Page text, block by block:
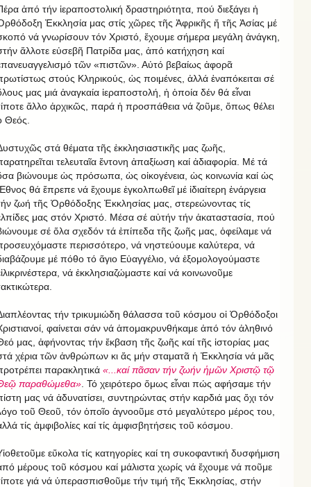
ἀπό τήν ἱεραποστολική δραστηριότητα, πού διεξάγει ἡ
Ἐκκλησία μας στίς χῶρες τῆς Ἀφρικῆς ἤ τῆς Ἀσίας μέ
νά γνωρίσουν τόν Χριστό, ἔχουμε σήμερα μεγάλη ἀνάγκη,
ἄλλοτε εὐσεβῆ Πατρίδα μας, ἀπό κατήχηση καί
τῶν «πιστῶν». Αὐτό βεβαίως ἀφορᾶ
στούς Κληρικούς, ὡς ποιμένες, ἀλλά ἐναπόκειται σέ
μας μιά ἀναγκαία ἱεραποστολή, ἡ ὁποία δέν θά εἶναι
ἄλλο ἀρχικῶς, παρά ἡ προσπάθεια νά ζοῦμε, ὅπως θέλει
Θεός.
στά θέματα τῆς ἐκκλησιαστικῆς μας ζωῆς,
τελευταῖα ἔντονη ἀπαξίωση καί ἀδιαφορία. Μέ τά
βιώνουμε ὡς πρόσωπα, ὡς οἰκογένεια, ὡς κοινωνία καί ὡς
θά ἔπρεπε νά ἔχουμε ἐγκολπωθεῖ μέ ἰδιαίτερη ἐνάργεια
ζωή τῆς Ὀρθόδοξης Ἐκκλησίας μας, στερεώνοντας τίς
μας στόν Χριστό. Μέσα σέ αὐτήν τήν ἀκαταστασία, πού
σέ ὅλα σχεδόν τά ἐπίπεδα τῆς ζωῆς μας, ὀφείλαμε νά
περισσότερο, νά νηστεύουμε καλύτερα, νά
μέ πόθο τό ἅγιο Εὐαγγέλιο, νά ἐξομολογούμαστε
νά ἐκκλησιαζώμαστε καί νά κοινωνοῦμε
τήν τρικυμιώδη θάλασσα τοῦ κόσμου οἱ Ὀρθόδοξοι
φαίνεται σάν νά ἀπομακρυνθήκαμε ἀπό τόν ἀληθινό
μας, ἀφήνοντας τήν ἔκβαση τῆς ζωῆς καί τῆς ἱστορίας μας
χέρια τῶν ἀνθρώπων κι ἄς μήν σταματᾶ ἡ Ἐκκλησία νά μᾶς
παρακλητικά «...καί πᾶσαν τήν ζωήν ἡμῶν Χριστῷ τῷ
παραθώμεθα» . Τό χειρότερο ὅμως εἶναι πώς αφήσαμε τήν
μας νά ἀδυνατίσει, συντηρώντας στήν καρδιά μας ὄχι τόν
τοῦ Θεοῦ, τόν ὁποῖο ἀγνοοῦμε στό μεγαλύτερο μέρος του,
τίς ἀμφιβολίες καί τίς ἀμφισβητήσεις τοῦ κόσμου.
εὔκολα τίς κατηγορίες καί τη συκοφαντική δυσφήμιση
μέρους τοῦ κόσμου καί μάλιστα χωρίς νά ἔχουμε νά ποῦμε
γιά νά ὑπερασπισθοῦμε τήν τιμή τῆς Ἐκκλησίας, στήν